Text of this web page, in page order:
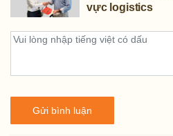
vực logistics
Gửi bình luận